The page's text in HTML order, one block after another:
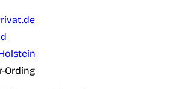
Ording